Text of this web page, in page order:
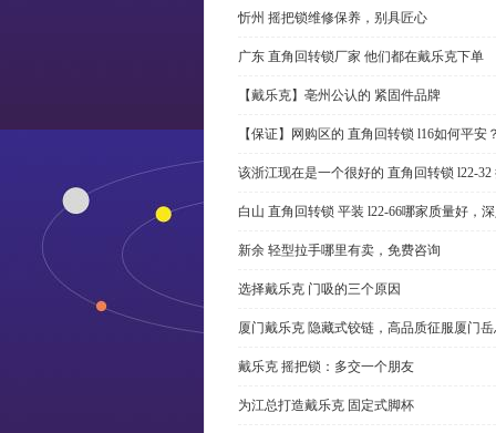
忻州 摇把锁维修保养，别具匠心
广东 直角回转锁厂家 他们都在戴乐克下单
【戴乐克】亳州公认的 紧固件品牌
【保证】网购区的 直角回转锁 l16如何平安
该浙江现在是一个很好的 直角回转锁 l22-
白山 直角回转锁 平装 l22-66哪家质量好，
新余 轻型拉手哪里有卖，免费咨询
选择戴乐克 门吸的三个原因
厦门戴乐克 隐藏式铰链，高品质征服厦门
戴乐克 摇把锁：多交一个朋友
为江总打造戴乐克 固定式脚杯